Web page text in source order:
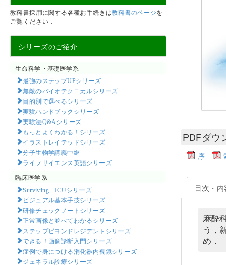
教科書採用に関する各種お手続きは教科書のページを
ご覧ください．
シリーズのご紹介
生命科学・基礎医学系
最強のステップUPシリーズ
無敵のバイオテクニカルシリーズ
目的別で選べるシリーズ
実験ハンドブックシリーズ
実験法Q&Aシリーズ
もっとよくわかる！シリーズ
イラストレイテッドシリーズ
分子生物学講義中継
ライフサイエンス英語シリーズ
臨床医学系
Surviving ICUシリーズ
ビジュアル基本手技シリーズ
研修チェックノートシリーズ
正常画像と並べてわかるシリーズ
ステップビヨンドレジデントシリーズ
できる！画像診断入門シリーズ
症例で身につける消化器内視鏡シリーズ
ジェネラル診療シリーズ
PDFダウ
序
目次・
麻酔
う，
め．